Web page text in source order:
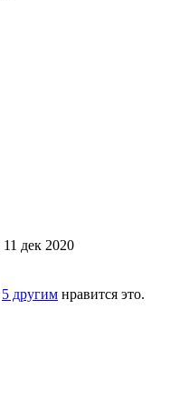
11 дек 2020
5 другим нравится это.